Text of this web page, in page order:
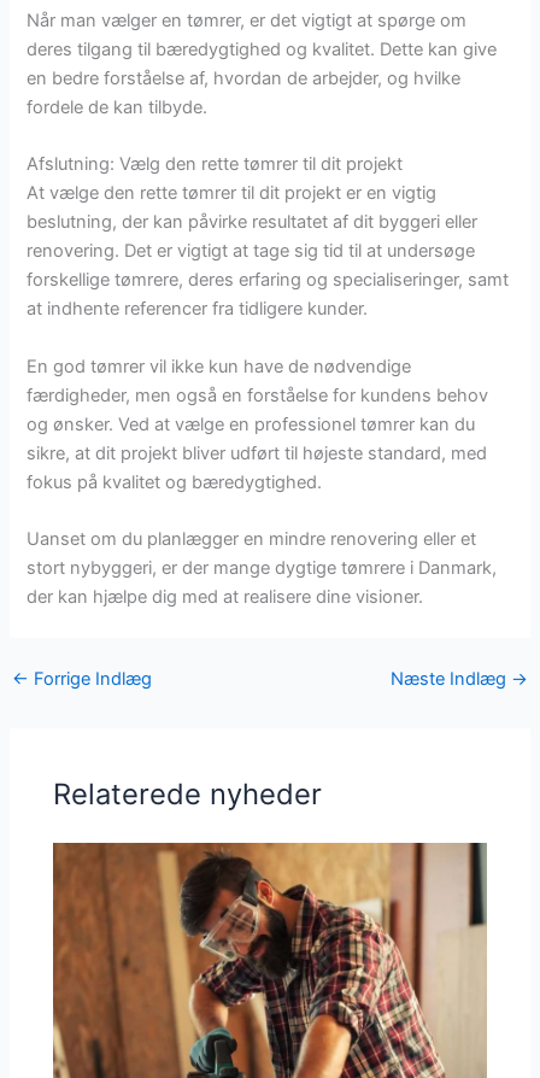
Når man vælger en tømrer, er det vigtigt at spørge om
deres tilgang til bæredygtighed og kvalitet. Dette kan give
en bedre forståelse af, hvordan de arbejder, og hvilke
fordele de kan tilbyde.
Afslutning: Vælg den rette tømrer til dit projekt
At vælge den rette tømrer til dit projekt er en vigtig
beslutning, der kan påvirke resultatet af dit byggeri eller
renovering. Det er vigtigt at tage sig tid til at undersøge
forskellige tømrere, deres erfaring og specialiseringer, samt
at indhente referencer fra tidligere kunder.
En god tømrer vil ikke kun have de nødvendige
færdigheder, men også en forståelse for kundens behov
og ønsker. Ved at vælge en professionel tømrer kan du
sikre, at dit projekt bliver udført til højeste standard, med
fokus på kvalitet og bæredygtighed.
Uanset om du planlægger en mindre renovering eller et
stort nybyggeri, er der mange dygtige tømrere i Danmark,
der kan hjælpe dig med at realisere dine visioner.
← Forrige Indlæg Næste Indlæg →
Relaterede nyheder